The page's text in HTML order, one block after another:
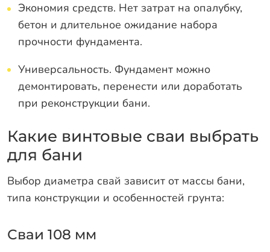
Экономия средств. Нет затрат на опалубку,
бетон и длительное ожидание набора
прочности фундамента.
Универсальность. Фундамент можно
демонтировать, перенести или доработать
при реконструкции бани.
Какие винтовые сваи выбрать
для бани
Выбор диаметра свай зависит от массы бани,
типа конструкции и особенностей грунта:
Сваи 108 мм